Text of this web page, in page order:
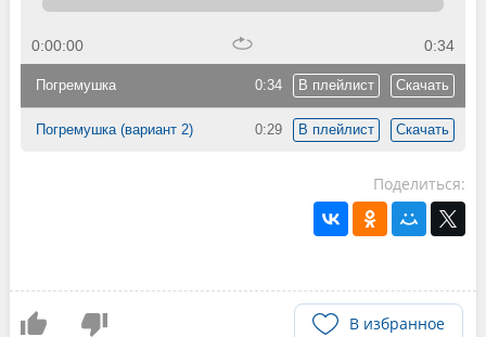
0:00:00 0:34
0:34 В плейлист Скачать
Погремушка
0:29 В плейлист Скачать
Погремушка (вариант 2)
Поделиться:
В избранное